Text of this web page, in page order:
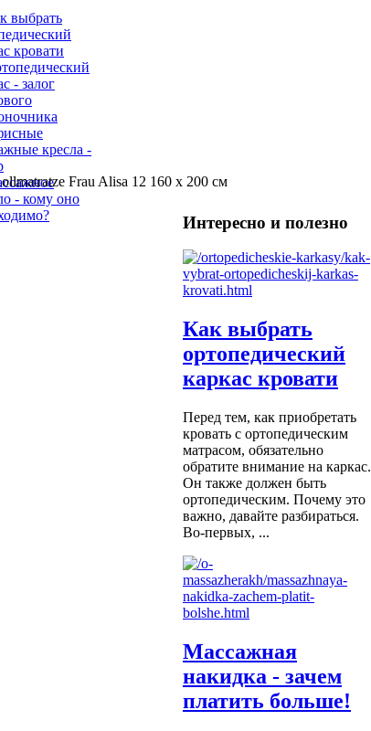
Frau Alisa 12 160 x 200 см
Интересно и полезно
Как выбрать
ортопедический
каркас кровати
Перед тем, как приобретать
кровать с ортопедическим
матрасом, обязательно
обратите внимание на каркас.
Он также должен быть
ортопедическим. Почему это
важно, давайте разбираться.
Во-первых, ...
Массажная
накидка - зачем
платить больше!